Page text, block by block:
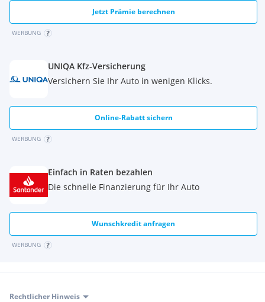
Jetzt Prämie berechnen
WERBUNG
UNIQA Kfz-Versicherung
Versichern Sie Ihr Auto in wenigen Klicks.
Online-Rabatt sichern
WERBUNG
Einfach in Raten bezahlen
Die schnelle Finanzierung für Ihr Auto
Wunschkredit anfragen
WERBUNG
Rechtlicher Hinweis